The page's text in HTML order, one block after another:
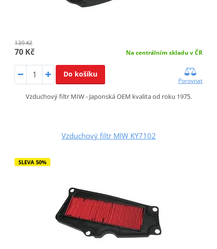
139 Kč
70 Kč Na centrálním skladu v ČR
Do košíku
Porovnat
Vzduchový filtr MIW - Japonská OEM kvalita od roku 1975.
Vzduchový filtr MIW KY7102
SLEVA 50%